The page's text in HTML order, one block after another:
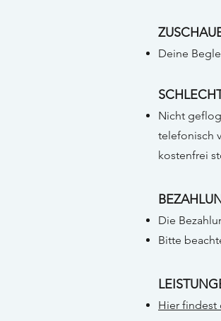
Deine
Nicht
telefonisch
kostenfrei
Die
Bitte
Hier findest